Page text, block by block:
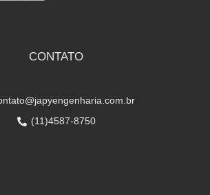
CONTATO
(11)4587-8750